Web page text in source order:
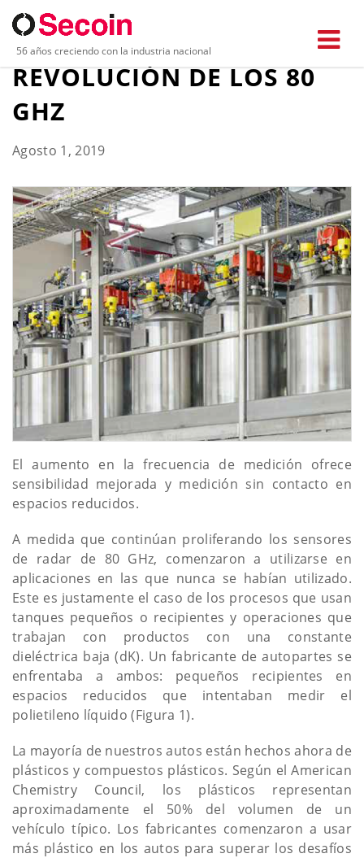
56 años creciendo con la industria nacional
MEDICIÓN RADAR: LA
REVOLUCIÓN DE LOS 80
GHZ
Agosto 1, 2019
El aumento en la frecuencia de medición ofrece
sensibilidad mejorada y medición sin contacto en
espacios reducidos.
A medida que continúan proliferando los sensores
de radar de 80 GHz, comenzaron a utilizarse en
aplicaciones en las que nunca se habían utilizado.
Este es justamente el caso de los procesos que usan
tanques pequeños o recipientes y operaciones que
trabajan con productos con una constante
dieléctrica baja (dK). Un fabricante de autopartes se
enfrentaba a ambos: pequeños recipientes en
espacios reducidos que intentaban medir el
polietileno líquido (Figura 1).
La mayoría de nuestros autos están hechos ahora de
plásticos y compuestos plásticos. Según el American
Chemistry Council, los plásticos representan
aproximadamente el 50% del volumen de un
vehículo típico. Los fabricantes comenzaron a usar
más plástico en los autos para superar los desafíos